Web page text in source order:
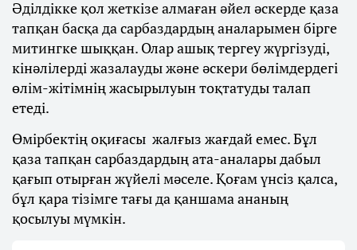
Әділдікке қол жеткізе алмаған әйел әскерде қаза
тапқан басқа да сарбаздардың аналарымен бірге
митингке шыққан. Олар ашық тергеу жүргізуді,
кінәлілерді жазалауды және әскери бөлімдердегі
өлім-жітімнің жасырылуын тоқтатуды талап
етеді.
Өмірбектің оқиғасы жалғыз жағдай емес. Бұл
қаза тапқан сарбаздардың ата-аналары дабыл
қағып отырған жүйелі мәселе. Қоғам үнсіз қалса,
бұл қара тізімге тағы да қаншама ананың
қосылуы мүмкін.